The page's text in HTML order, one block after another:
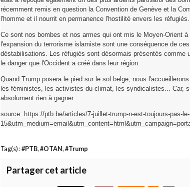
récemment remis en question la Convention de Genève et la
l'homme et il nourrit en permanence l'hostilité envers les réfugiés.
Ce sont nos bombes et nos armes qui ont mis le Moyen-Orient
l'expansion du terrorisme islamiste sont une conséquence de
déstabilisations. Les réfugiés sont désormais présentés comme
le danger que l'Occident a créé dans leur région.
Quand Trump posera le pied sur le sol belge, nous
les féministes, les activistes du climat, les syndicalistes... Car,
absolument rien à gagner.
source: https://ptb.be/articles/7-juillet-trump-n-est-toujours-pas-
Tag(s) :#PTB, #OTAN, #Trump
Partager cet article